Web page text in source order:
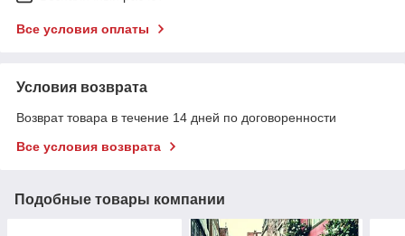
Все условия оплаты
Условия возврата
Возврат товара в течение 14 дней по договоренности
Все условия возврата
Подобные товары компании